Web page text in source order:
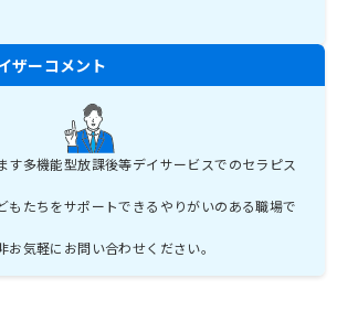
ザーコメント
す多機能型放課後等デイサービスでのセラピス
もたちをサポートできるやりがいのある職場で